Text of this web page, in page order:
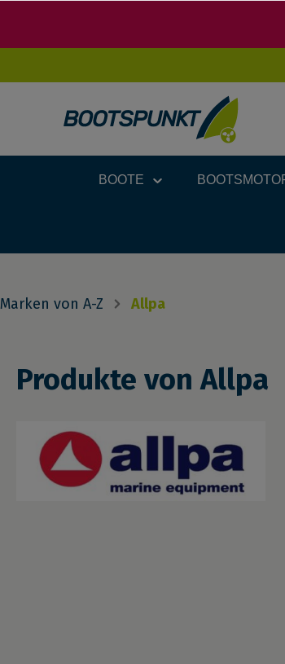
BOOTE
Marken von A-Z Allpa
Produkte von Allpa